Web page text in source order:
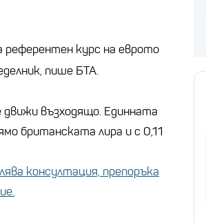
референтен курс на еврото
пише БТА.
възходящо. Единната
британската лира и с 0,11
консултация, препоръка